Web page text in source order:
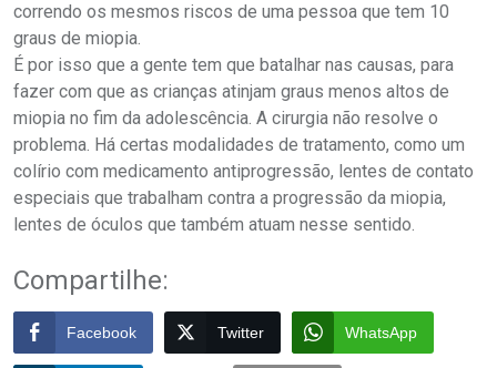
correndo os mesmos riscos de uma pessoa que tem 10
graus de miopia.
É por isso que a gente tem que batalhar nas causas, para
fazer com que as crianças atinjam graus menos altos de
miopia no fim da adolescência. A cirurgia não resolve o
problema. Há certas modalidades de tratamento, como um
colírio com medicamento antiprogressão, lentes de contato
especiais que trabalham contra a progressão da miopia,
lentes de óculos que também atuam nesse sentido.
Compartilhe:
Facebook Twitter WhatsApp